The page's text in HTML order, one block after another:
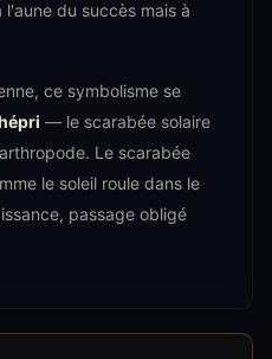
du succès mais à
ce symbolisme se
— le scarabée solaire
Le scarabée
le soleil roule dans le
passage obligé